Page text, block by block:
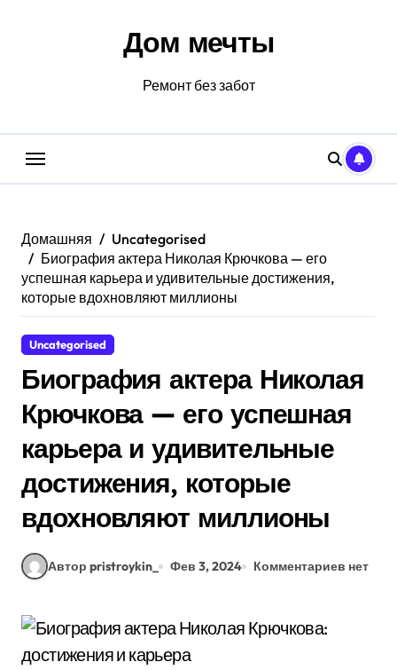
Дом мечты
Ремонт без забот
Домашняя
Uncategorised
Биография актера Николая Крючкова — его
успешная карьера и удивительные достижения,
которые вдохновляют миллионы
Uncategorised
Биография актера Николая
Крючкова — его успешная
карьера и удивительные
достижения, которые
вдохновляют миллионы
Автор pristroykin_ Фев 3, 2024 Комментариев нет